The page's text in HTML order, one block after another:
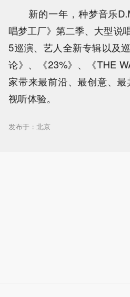
新的一年，种梦音乐
唱梦工厂》第二季、大型说
5巡演、艺人全新专辑以及
论》、《23%》、《THE
家带来最前沿、最创意、
视听体验。
发布于：北京